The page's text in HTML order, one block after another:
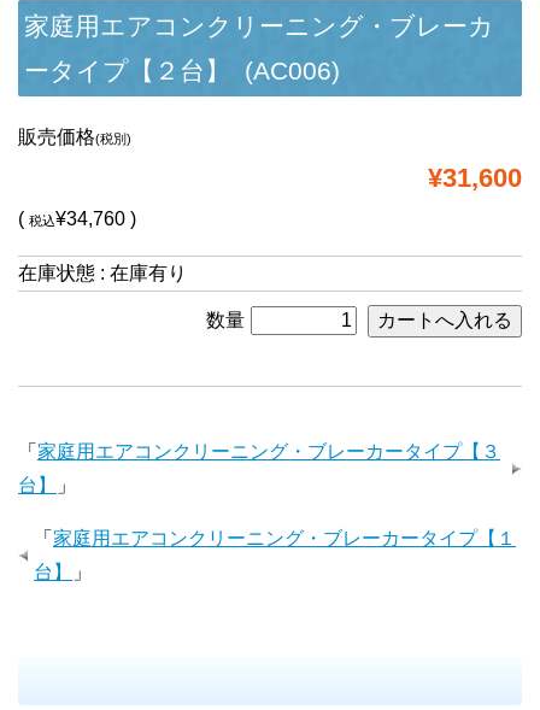
家庭用エアコンクリーニング・ブレーカ
ータイプ【２台】 (AC006)
販売価格(税別)
¥31,600
( 税込¥34,760 )
在庫状態 : 在庫有り
数量
「 家庭用エアコンクリーニング・ブレーカータイプ【３
台】
」
「 家庭用エアコンクリーニング・ブレーカータイプ【１
台】
」